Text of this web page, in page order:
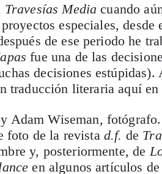
Travesías Media cuando
especiales,
de ese periodo he
fue una de las
decisiones
traducción literaria aquí en
Adam Wiseman,
foto de la revista d.f. de
y, posteriormente, de
en algunos artículos